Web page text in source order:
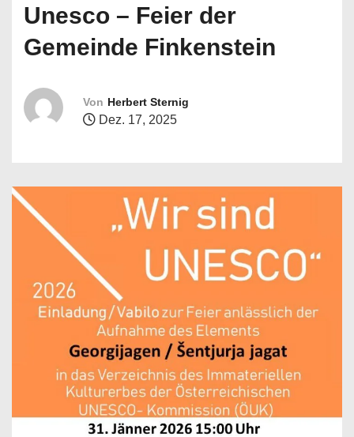
Unesco – Feier der
Gemeinde Finkenstein
Von Herbert Sternig
Dez. 17, 2025